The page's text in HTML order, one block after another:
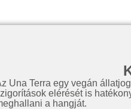
Una Terra egy vegán
elérését is
a hangját.